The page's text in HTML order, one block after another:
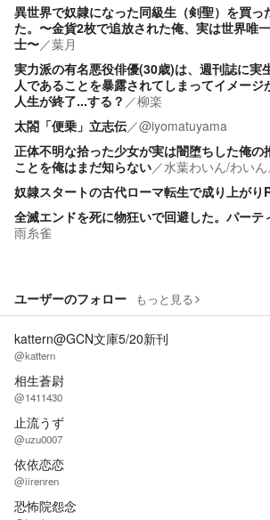
異世界で奴隷になった同級生（剣聖）を買っ
た。〜金貨2枚で追放された俺、実は世界唯
士〜／葉月
実力派の有名悪役俳優(30歳)は、週刊誌に実
人であることを暴露されてしまってイメージ
人生が終了...する？ ／柳楽
太閤「便乗」立志伝／@iyomatuyama
正体不明な拾った少女が実は闇堕ちした俺の
ことを俺はまだ知らない／水葉わいん/わいん
奴隷スタートの古代ローマ転生で成り上がり
全滅エンドを死に物狂いで回避した。パーテ
雨糸雀
ユーザーのフォロー もっと見る
kattern@GCN文庫5/20新刊
@kattern
相生蒼尉
@1411430
止流うず
@uzu0007
依依恋恋
@iirenren
恐怖院怨念